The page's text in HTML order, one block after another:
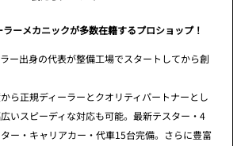
ーメカニックが多数在籍するプロショップ！
ー出身の代表が整備工場でスタートしてから創
ら正規ディーラーとクオリティパートナーとし
いスピーディな対応も可能。最新テスター・4
ー・キャリアカー・代車15台完備。さらに豊富